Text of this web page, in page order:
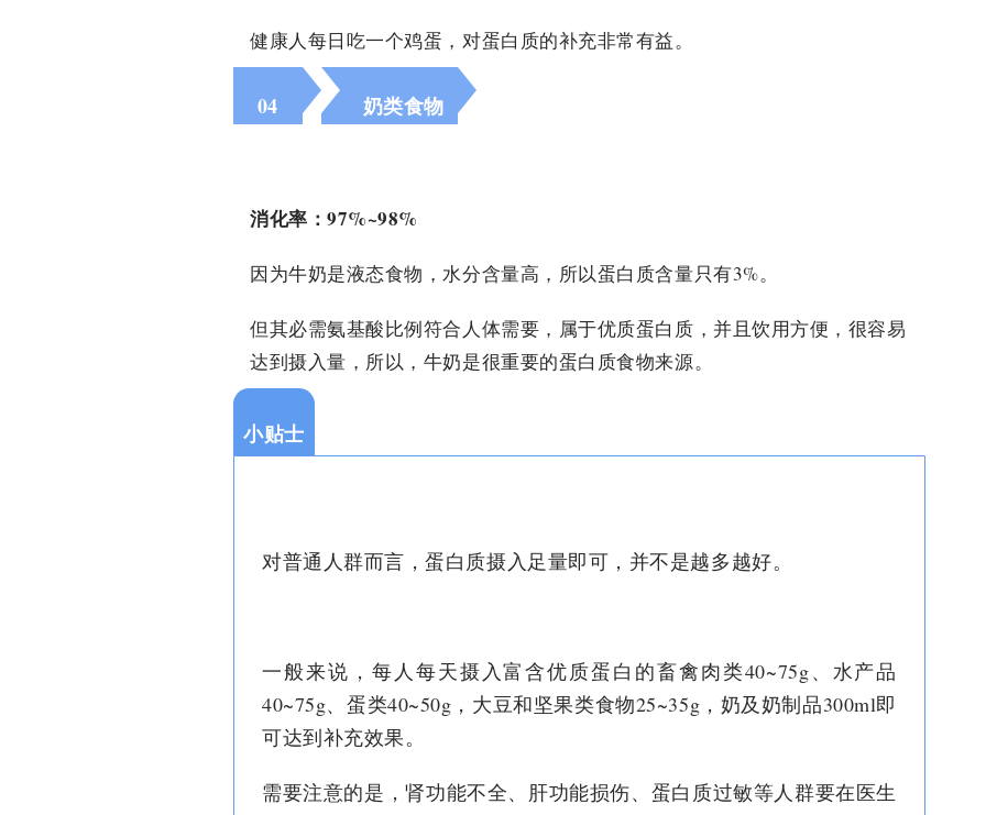
健康人每日吃一个鸡蛋，对蛋白质的补充非常有益。
04 奶类食物
消化率：97%~98%
因为牛奶是液态食物，水分含量高，所以蛋白质含量只有3%。
但其必需氨基酸比例符合人体需要，属于优质蛋白质，并且饮用方便，很容易
达到摄入量，所以，牛奶是很重要的蛋白质食物来源。
小贴士
对普通人群而言，蛋白质摄入足量即可，并不是越多越好。
一般来说，每人每天摄入富含优质蛋白的畜禽肉类40~75g、水产品
40~75g、蛋类40~50g，大豆和坚果类食物25~35g，奶及奶制品300ml即
可达到补充效果。
需要注意的是，肾功能不全、肝功能损伤、蛋白质过敏等人群要在医生